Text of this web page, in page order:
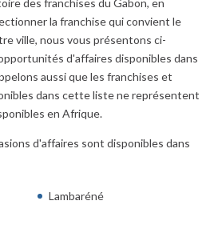
des franchises du Gabon, en
la franchise qui convient le
ville, nous vous présentons ci-
d'affaires disponibles dans
aussi que les franchises et
dans cette liste ne représentent
en Afrique.
d'affaires sont disponibles dans
Lambaréné